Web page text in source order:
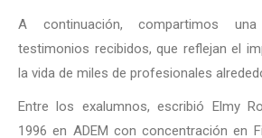
A continuación, compartimos
testimonios recibidos, que reflejan el
la vida de miles de profesionales
Entre los exalumnos, escribió Elmy
1996 en ADEM con concentración en